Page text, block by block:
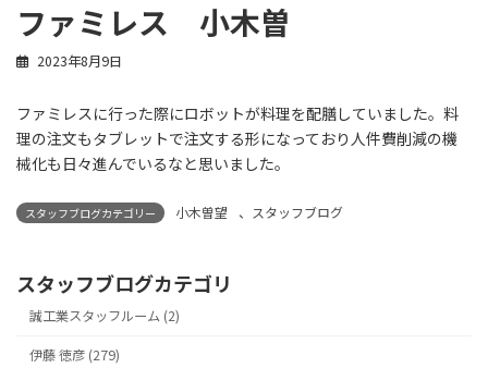
ファミレス 小木曽
2023年8月9日
ファミレスに行った際にロボットが料理を配膳していました。料
理の注文もタブレットで注文する形になっており人件費削減の機
械化も日々進んでいるなと思いました。
スタッフブログカテゴリー 小木曽望 、 スタッフブログ
スタッフブログカテゴリ
誠工業スタッフルーム (2)
伊藤 徳彦 (279)